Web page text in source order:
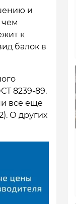
и
чем
к
балок в
8239-89.
все еще
О других